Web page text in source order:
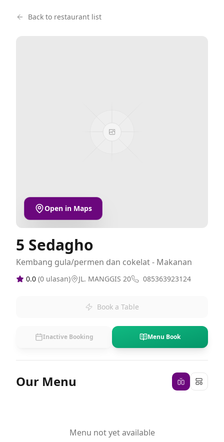
Back to restaurant list
Open in Maps
5 Sedagho
Kembang gula/permen dan cokelat - Makanan
0.0 (0 ulasan) JL. MANGGIS 20 085363923124
Book a Table
Inactive Booking Menu Book
Our Menu
Menu not yet available